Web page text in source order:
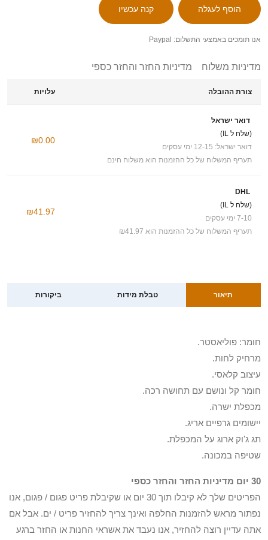
אנו תומכים באמצעי התשלום: Paypal
מדיניות משלוח מדיניות החזר והחזר כספי
צורת ההובלה עלויות
דואר ישראל
(שלח ל IL)
דואר ישראל: 12-15 ימי עסקים
תעריף המשלוח של כל ההזמנות הוא משלוח חינם
₪0.00
DHL
(שלח ל IL)
7-10 ימי עסקים
תעריף המשלוח של כל ההזמנות הוא ₪41.97
₪41.97
תיאור טבלת מידות ביקורות
חומר: פוליאסטר.
מרחיק לחות.
עיצוב קלאסי.
חומר קל ונושם עם תחושה רכה.
מכפלת ישרה.
יישומים גרפיים אריג.
תג ג'וק ארוג על המכפלת.
שטיפה במכונה.
30 יום מדיניות החזר והחזר כספי
הפריטים שלך לא קיבלו תוך 30 יום או שקיבלת פריט פגום / פגום, אנו
נפתור מראש להזמנות החלפה ואינך צריך להחזיר פריט / ים. אבל אם
אתה עדיין רוצה להחזיר, אנו נעבד את אשראי החנות או החזר ברגע